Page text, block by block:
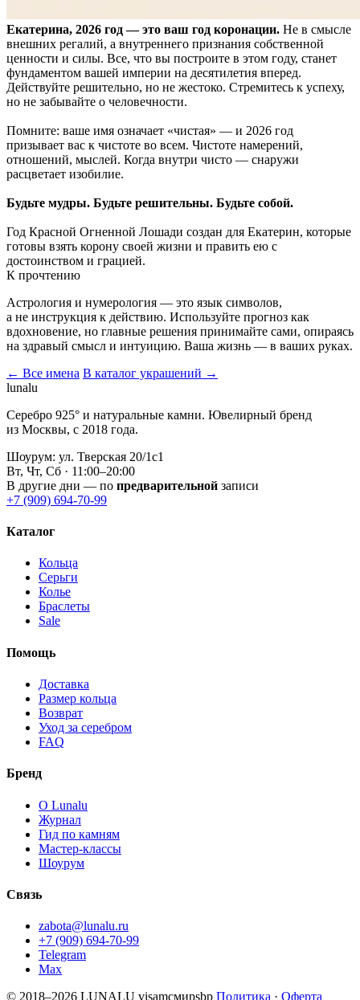
Екатерина, 2026 год — это ваш год коронации. Не в смысле
внешних регалий, а внутреннего признания собственной
ценности и силы. Все, что вы построите в этом году, станет
фундаментом вашей империи на десятилетия вперед.
Действуйте решительно, но не жестоко. Стремитесь к успеху,
но не забывайте о человечности.
Помните: ваше имя означает «чистая» — и 2026 год
призывает вас к чистоте во всем. Чистоте намерений,
отношений, мыслей. Когда внутри чисто — снаружи
расцветает изобилие.
Будьте мудры. Будьте решительны. Будьте собой.
Год Красной Огненной Лошади создан для Екатерин, которые
готовы взять корону своей жизни и править ею с
достоинством и грацией.
К прочтению
Астрология и нумерология — это язык символов,
а не инструкция к действию. Используйте прогноз как
вдохновение, но главные решения принимайте сами, опираясь
на здравый смысл и интуицию. Ваша жизнь — в ваших руках.
← Все имена В каталог украшений →
lunalu
Серебро 925° и натуральные камни. Ювелирный бренд
из Москвы, с 2018 года.
Шоурум: ул. Тверская 20/1с1
Вт, Чт, Сб · 11:00–20:00
В другие дни — по предварительной записи
+7 (909) 694-70-99
Каталог
Кольца
Серьги
Колье
Браслеты
Sale
Помощь
Доставка
Размер кольца
Возврат
Уход за серебром
FAQ
Бренд
О Lunalu
Журнал
Гид по камням
Мастер-классы
Шоурум
Связь
zabota@lunalu.ru
+7 (909) 694-70-99
Telegram
Max
© 2018–2026 LUNALU visamcмирsbp Политика · Оферта